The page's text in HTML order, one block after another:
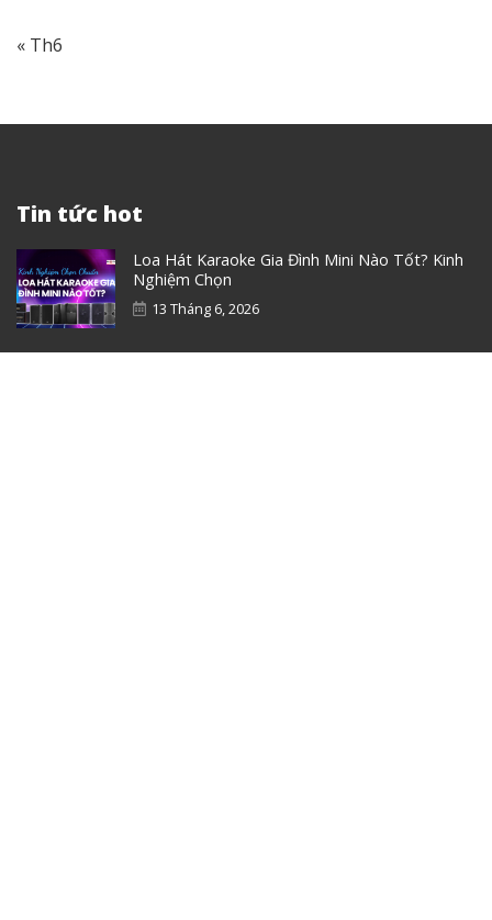
« Th6
Tin tức hot
Loa Hát Karaoke Gia Đình Mini Nào Tốt? Kinh
Nghiệm Chọn
13 Tháng 6, 2026